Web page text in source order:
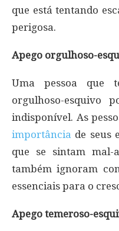
que está tentando
perigosa.
Apego orgulhoso-
Uma pessoa que
orgulhoso-esquivo
indisponível. As
importância de seus
que se sintam mal-
também ignoram
essenciais para o
Apego temeroso-